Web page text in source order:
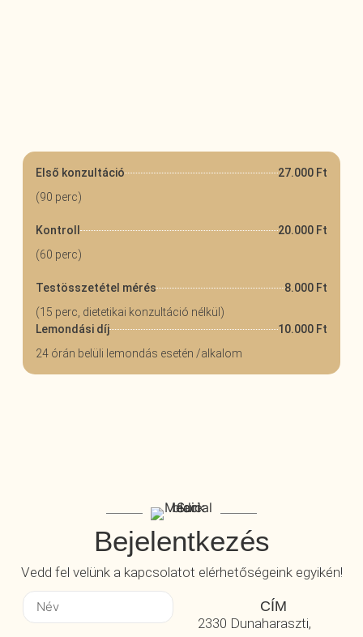
Első konzultáció
27.000 Ft
(90 perc)
Kontroll
20.000 Ft
(60 perc)
Testösszetétel mérés
8.000 Ft
(15 perc, dietetikai konzultáció nélkül)
Lemondási díj
10.000 Ft
24 órán belüli lemondás esetén /alkalom
Bejelentkezés
Vedd fel velünk a kapcsolatot elérhetőségeink egyikén!
CÍM
2330 Dunaharaszti,